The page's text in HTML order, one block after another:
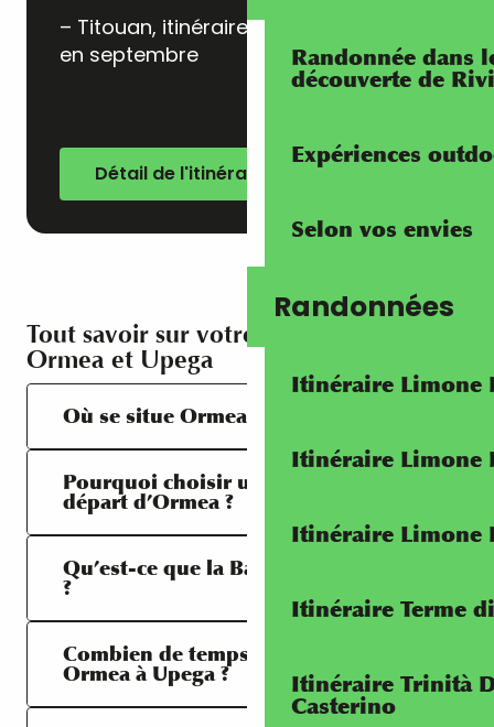
Randonnée dans
découverte de
Expériences
Selon vos envies
Randonnées
Itinéraire Limone
Itinéraire Limone
Itinéraire Limone
Itinéraire Terme
Itinéraire Trinità
Casterino
– Titouan, itinéraire complet réalisé
en septembre
Détail de l'itinéraire
Tout savoir sur votre randonnée entre
Ormea et Upega
Où se situe Ormea ?
Pourquoi choisir une randonnée au
départ d’Ormea ?
Qu’est-ce que la Balconata di Ormea
?
Combien de temps faut-il pour relier
Ormea à Upega ?